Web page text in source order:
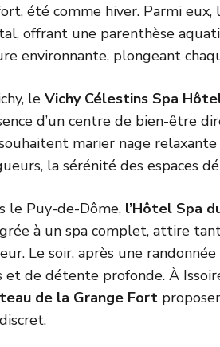
été comme hiver. Parmi eux,
offrant une parenthèse
environnante, plongeant
le Vichy Célestins Spa
d’un centre de bien-être
marier nage
la sérénité des espaces
le Puy-de-Dôme, l’Hôtel Spa
à un spa complet, attire
Le soir, après une
et de détente profonde. À
de la Grange Fort